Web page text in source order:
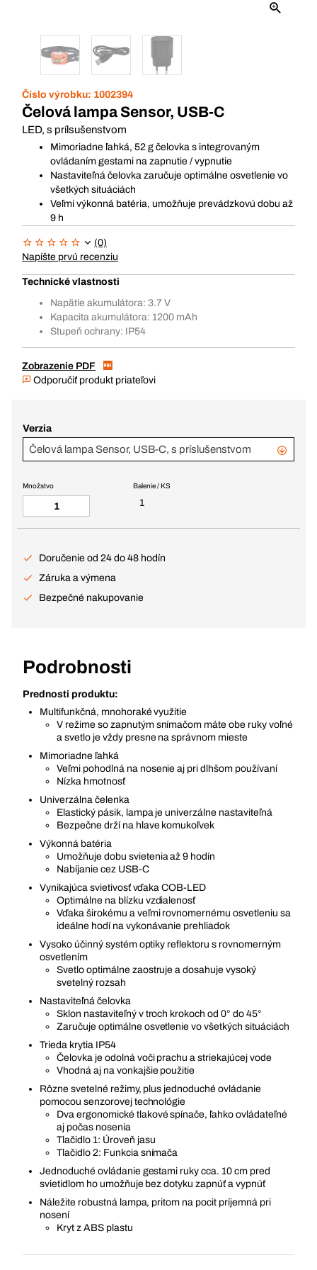
Číslo výrobku: 1002394
Čelová lampa Sensor, USB-C
LED, s prílsušenstvom
Mimoriadne ľahká, 52 g čelovka s integrovaným
ovládaním gestami na zapnutie / vypnutie
Nastaviteľná čelovka zaručuje optimálne osvetlenie vo
všetkých situáciách
Veľmi výkonná batéria, umožňuje prevádzkovú dobu až
9 h
(0)
Napíšte prvú recenziu
Technické vlastnosti
Napätie akumulátora: 3.7 V
Kapacita akumulátora: 1200 mAh
Stupeň ochrany: IP54
Zobrazenie PDF
Odporučiť produkt priateľovi
Verzia
Čelová lampa Sensor, USB-C, s príslušenstvom
Balenie / KS
1
Množstvo
Doručenie od 24 do 48 hodín
Záruka a výmena
Bezpečné nakupovanie
Podrobnosti
Prednosti produktu:
Multifunkčná, mnohoraké využitie
V režime so zapnutým snímačom máte obe ruky voľné
a svetlo je vždy presne na správnom mieste
Mimoriadne ľahká
Veľmi pohodlná na nosenie aj pri dlhšom používaní
Nízka hmotnosť
Univerzálna čelenka
Elastický pásik, lampa je univerzálne nastaviteľná
Bezpečne drží na hlave komukoľvek
Výkonná batéria
Umožňuje dobu svietenia až 9 hodín
Nabíjanie cez USB-C
Vynikajúca svietivosť vďaka COB-LED
Optimálne na blízku vzdialenosť
Vďaka širokému a veľmi rovnomernému osvetleniu sa
ideálne hodí na vykonávanie prehliadok
Vysoko účinný systém optiky reflektoru s rovnomerným
osvetlením
Svetlo optimálne zaostruje a dosahuje vysoký
svetelný rozsah
Nastaviteľná čelovka
Sklon nastaviteľný v troch krokoch od 0° do 45°
Zaručuje optimálne osvetlenie vo všetkých situáciách
Trieda krytia IP54
Čelovka je odolná voči prachu a striekajúcej vode
Vhodná aj na vonkajšie použitie
Rôzne svetelné režimy, plus jednoduché ovládanie
pomocou senzorovej technológie
Dva ergonomické tlakové spínače, ľahko ovládateľné
aj počas nosenia
Tlačidlo 1: Úroveň jasu
Tlačidlo 2: Funkcia snímača
Jednoduché ovládanie gestami ruky cca. 10 cm pred
svietidlom ho umožňuje bez dotyku zapnúť a vypnúť
Náležite robustná lampa, pritom na pocit príjemná pri
nosení
Kryt z ABS plastu